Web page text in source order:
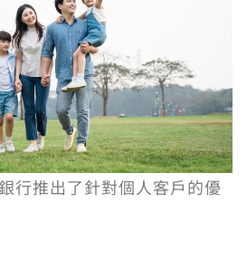
行推出了針對個人客戶的優